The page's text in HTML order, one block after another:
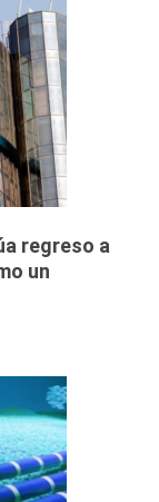
regreso a
un